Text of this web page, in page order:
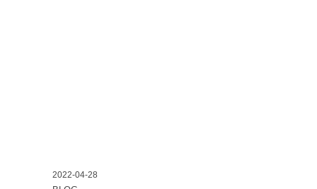
2022-04-28